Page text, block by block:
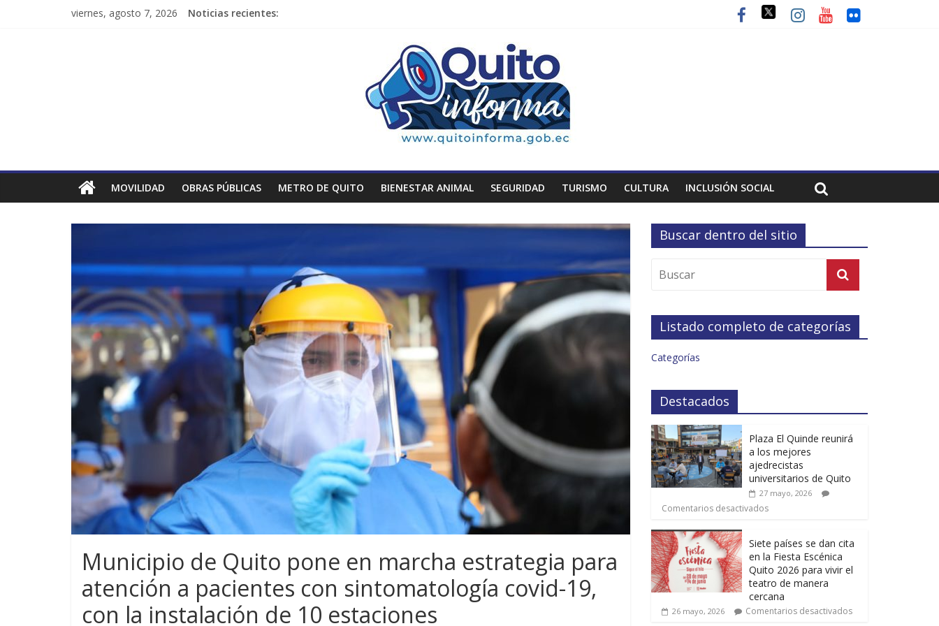
viernes, agosto 7, 2026 Noticias recientes:
MOVILIDAD OBRAS PÚBLICAS METRO DE QUITO BIENESTAR ANIMAL SEGURIDAD TURISMO CULTURA INCLUSIÓN SOCIAL
Municipio de Quito pone en marcha estrategia para
atención a pacientes con sintomatología covid-19,
con la instalación de 10 estaciones
Buscar dentro del sitio
Listado completo de categorías
Categorías
Destacados
Plaza El Quinde reunirá
a los mejores
ajedrecistas
universitarios de Quito
27 mayo, 2026
Comentarios desactivados
Siete países se dan cita
en la Fiesta Escénica
Quito 2026 para vivir el
teatro de manera
cercana
26 mayo, 2026 Comentarios desactivados